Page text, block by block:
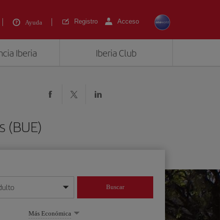
Ayuda Registro Acceso
Iberia Iberia Club
(BUE)
mes/año
Buscar
Más Económica